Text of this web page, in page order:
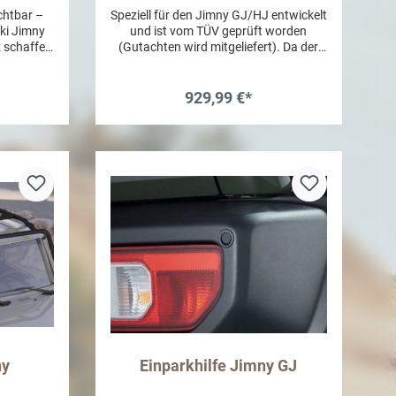
–
Jimny
schaffen
kann
des
So
oder
der
das
ohne
einfach
Speziell für den Jimny GJ/HJ entwickelt
und ist vom TÜV geprüft worden
(Gutachten wird mitgeliefert). Da der
leicht, sondern auch extrem stabil und
kann deshalb dynamisch mit 75 kg und
statisch mit bis zu 155 kg belastet
werden. Eine weitere Besonderheit bei
Aussparung, für die LED-Scheinwerfer
von Osram integriert wurde. Der
Treibstoffverbrauch sowie
Windgeräusche wurden durch das
aerodynamische Design optimiert. Für
die Montage ist kein Bohren oder
Schneiden nötig. Technische Daten:
Gewicht: 18,5 kg Traglast dynamisch:
75 kg Traglast statisch: 155 kg
Material: Aluminium
Befestigungsmaterial: Stahl
sind nicht im Lieferumfang enthalten.
929,99 €*
In den Warenkorb
Einparkhilfe Jimny GJ